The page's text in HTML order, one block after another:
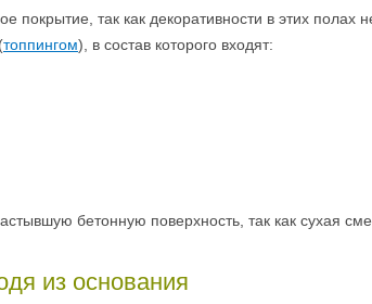
так как декоративности в этих полах
топпингом), в состав которого входят:
бетонную поверхность, так как сухая
из основания